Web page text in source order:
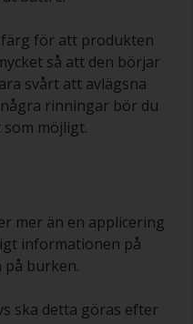
för att produkten
så att den börjar
svårt att avlägsna
rinningar bör du
möjligt.
mer än en applicering
informationen på
burken.
ska detta göras efter